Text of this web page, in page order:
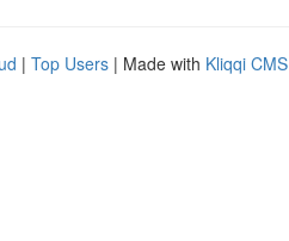
| Top Users | Made with Kliqqi CMS